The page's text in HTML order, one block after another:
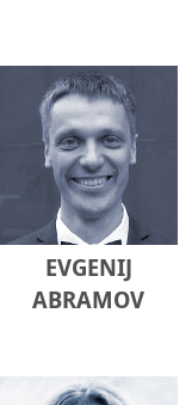
EVGENIJ
ABRAMOV